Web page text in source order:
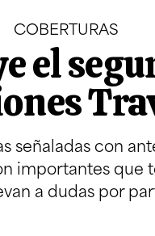
COBERTURAS
el
señaladas con
importantes que
a dudas por